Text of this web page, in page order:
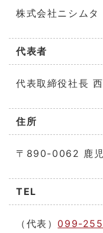
株式会社ニシムタ
代表者
代表取締役社長
住所
〒890-0062 鹿児
TEL
（代表） 099-